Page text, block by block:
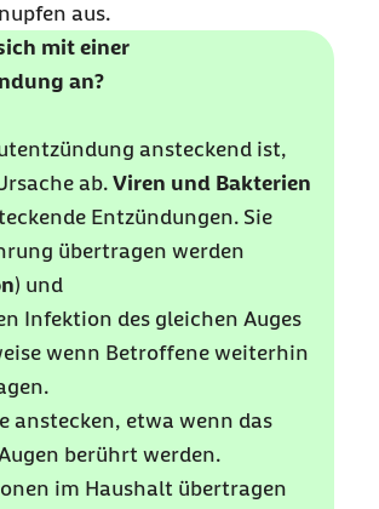
aus.
mit einer
an?
ansteckend ist,
ab. Viren und Bakterien
Entzündungen. Sie
übertragen werden
) und
Infektion des gleichen Auges
wenn Betroffene weiterhin
anstecken, etwa wenn das
berührt werden.
im Haushalt übertragen